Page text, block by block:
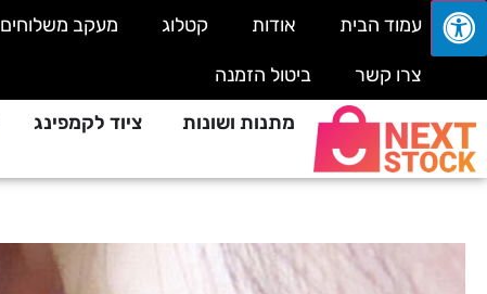
עמוד הבית אודות קטלוג מעקב משלוחים
צרו קשר
ביטול הזמנה
מתנות ושונות
ציוד לקמפינג